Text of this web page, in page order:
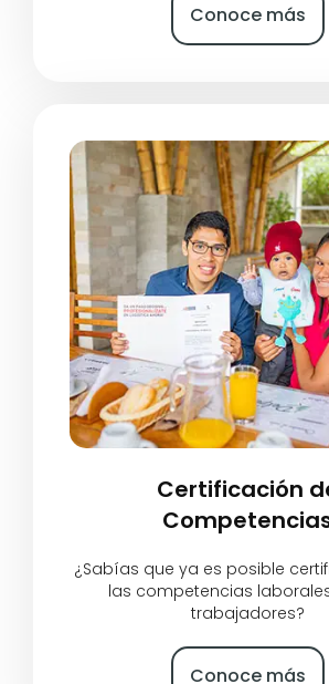
Conoce más
Certificación
¿Sabías que ya es posible
las competencias
trabajadores?
Conoce más